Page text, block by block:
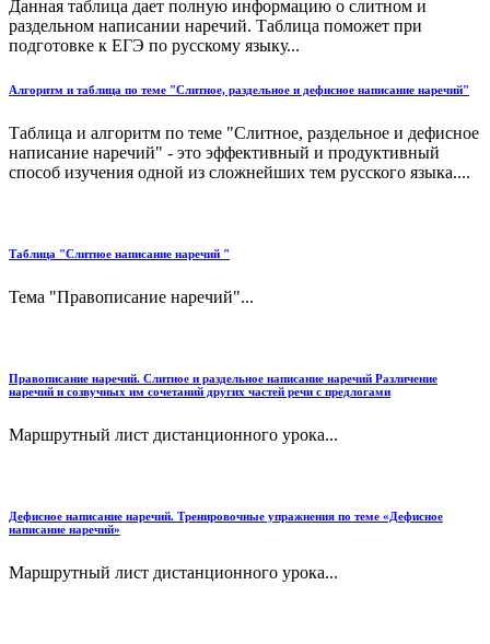
Данная таблица дает полную информацию о слитном и
раздельном написании наречий. Таблица поможет при
подготовке к ЕГЭ по русскому языку...
Алгоритм и таблица по теме "Слитное, раздельное и дефисное написание наречий"
Таблица и алгоритм по теме "Слитное, раздельное и дефисное
написание наречий" - это эффективный и продуктивный
способ изучения одной из сложнейших тем русского языка....
Таблица "Слитное написание наречий "
Тема "Правописание наречий"...
Правописание наречий. Слитное и раздельное написание наречий Различение
наречий и созвучных им сочетаний других частей речи с предлогами
Маршрутный лист дистанционного урока...
Дефисное написание наречий. Тренировочные упражнения по теме «Дефисное
написание наречий»
Маршрутный лист дистанционного урока...